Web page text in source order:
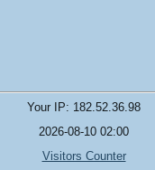
Your IP: 182.52.36.98
2026-08-10 02:00
Visitors Counter